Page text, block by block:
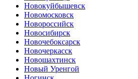
Новокуйбышевск
Новомосковск
Новороссийск
Новосибирск
Новочебоксарск
Новочеркасск
Новошахтинск
Новый Уренгой